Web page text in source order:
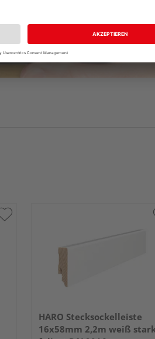
HARO Stecksockelleiste
16x58mm 2,2m weiß